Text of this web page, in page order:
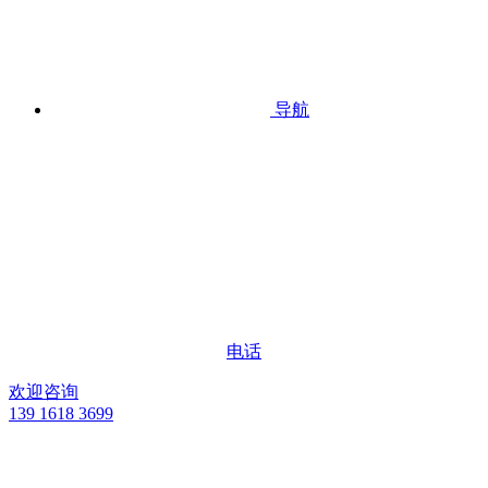
导航
电话
欢迎咨询
139 1618 3699